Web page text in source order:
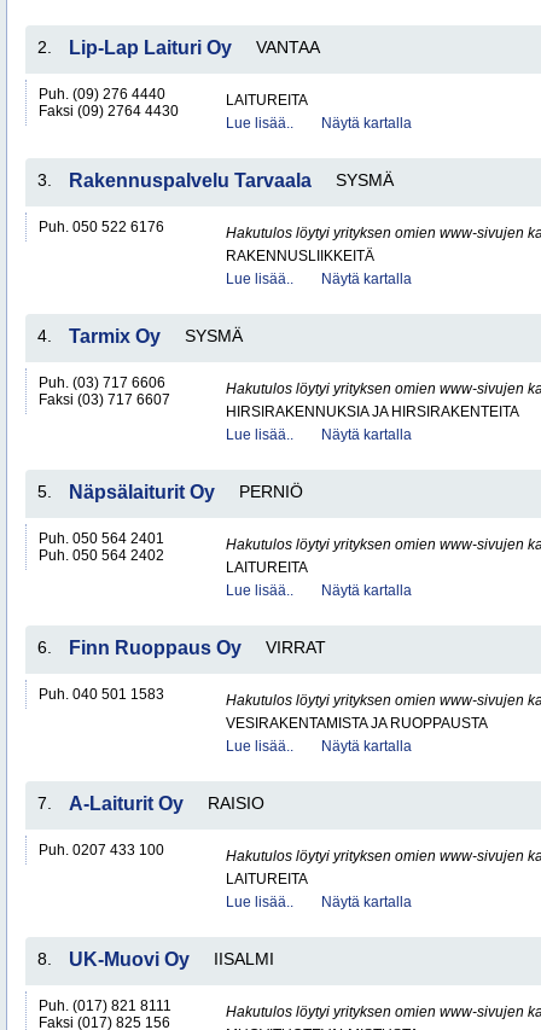
2. Lip-Lap Laituri Oy VANTAA
Puh. (09) 276 4440
Faksi (09) 2764 4430
LAITUREITA
Lue lisää..
Näytä kartalla
3. Rakennuspalvelu Tarvaala SYSMÄ
Puh. 050 522 6176
Hakutulos löytyi yrityksen omien www-sivujen
RAKENNUSLIIKKEITÄ
Lue lisää..
Näytä kartalla
4. Tarmix Oy SYSMÄ
Puh. (03) 717 6606
Faksi (03) 717 6607
Hakutulos löytyi yrityksen omien www-sivujen
HIRSIRAKENNUKSIA JA HIRSIRAKENTEITA
Lue lisää..
Näytä kartalla
5. Näpsälaiturit Oy PERNIÖ
Puh. 050 564 2401
Puh. 050 564 2402
Hakutulos löytyi yrityksen omien www-sivujen
LAITUREITA
Lue lisää..
Näytä kartalla
6. Finn Ruoppaus Oy VIRRAT
Puh. 040 501 1583
Hakutulos löytyi yrityksen omien www-sivujen
VESIRAKENTAMISTA JA RUOPPAUSTA
Lue lisää..
Näytä kartalla
7. A-Laiturit Oy RAISIO
Puh. 0207 433 100
Hakutulos löytyi yrityksen omien www-sivujen
LAITUREITA
Lue lisää..
Näytä kartalla
8. UK-Muovi Oy IISALMI
Puh. (017) 821 8111
Faksi (017) 825 156
Hakutulos löytyi yrityksen omien www-sivujen